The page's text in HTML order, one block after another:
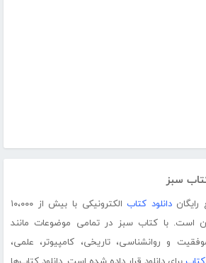
سبز
رایگاندانلود کتاب
الکترونیکی با بیش از ۱۰،۰۰۰
است. با کتاب سبز در تمامی موضوعات مانند
و روانشناسی، تاریخی، کامپیوتر، علمی،